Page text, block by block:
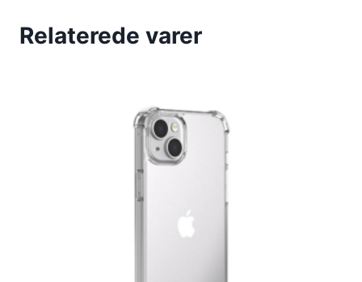
Relaterede varer